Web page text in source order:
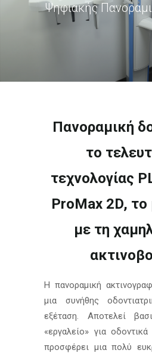
Ψηφιακής
Πανοραμική
το
τεχνολογίας
ProMax 2D,
με τη
Η πανοραμική
μια συνήθης
εξέταση. Αποτελεί
«εργαλείο» για
προσφέρει μια πολύ